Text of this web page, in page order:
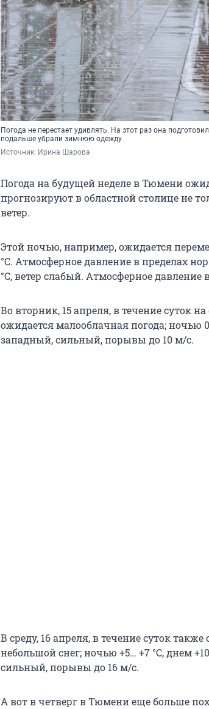
Погода не перестает удивлять. На этот раз она
подальше убрали зимнюю одежду
Источник: Ирина Шарова
Погода на будущей неделе в Тюмени
прогнозируют в областной столице не
ветер.
Этой ночью, например, ожидается
°С. Атмосферное давление в пределах
°С, ветер слабый. Атмосферное давление
Во вторник, 15 апреля, в течение суток
ожидается малооблачная погода; ночью
западный, сильный, порывы до 10 м/с.
В среду, 16 апреля, в течение суток
небольшой снег; ночью +5… +7 °С, днем
сильный, порывы до 16 м/с.
А вот в четверг в Тюмени еще больше